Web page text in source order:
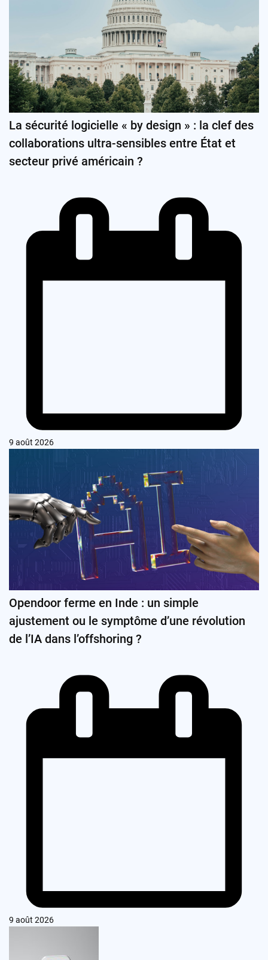
La sécurité logicielle « by design » : la clef des
collaborations ultra-sensibles entre État et
secteur privé américain ?
9 août 2026
Opendoor ferme en Inde : un simple
ajustement ou le symptôme d’une révolution
de l’IA dans l’offshoring ?
9 août 2026